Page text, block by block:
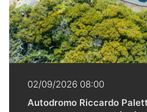
02/09/2026 08:00
Autodromo Riccardo